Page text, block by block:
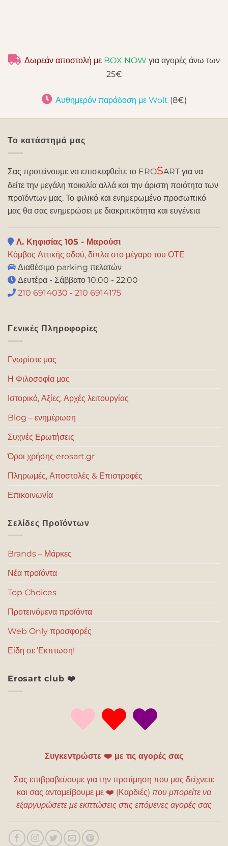
Δωρεάν αποστολή με BOX NOW για αγορές άνω των
25€
Αυθημερόν παράδοση με Wolt (8€)
Το κατάστημά μας
Σας προτείνουμε να επισκεφθείτε το EROSART για να
δείτε την μεγάλη ποικιλία αλλά και την άριστη ποιότητα των
προϊόντων μας. Το φιλικό και ενημερωμένο προσωπικό
μας θα σας ενημερώσει με διακριτικότητα και ευγένεια
Λ. Κηφισίας 105 - Μαρούσι
Κόμβος Αττικής οδού, δίπλα στο μέγαρο του ΟΤΕ
Διαθέσιμο parking πελατών
Δευτέρα - Σάββατο 10:00 - 22:00
210 6914030 - 210 6914175
Γενικές Πληροφορίες
Γνωρίστε μας
Η Φιλοσοφία μας
Ιστορικό, Αξίες, Αρχές λειτουργίας
Blog – ενημέρωση
Συχνές Ερωτήσεις
Όροι χρήσης erosart.gr
Πληρωμές, Αποστολές & Επιστροφές
Επικοινωνία
Σελίδες Προϊόντων
Brands – Μάρκες
Νέα προϊόντα
Top Choices
Προτεινόμενα προϊόντα
Web Only προσφορές
Είδη σε Έκπτωση!
Erosart club ❤️
Συγκεντρώστε ❤️ με τις αγορές σας
Σας επιβραβεύουμε για την προτίμηση που μας δείχνετε
και σας ανταμείβουμε με ❤️ (Καρδιές) που μπορείτε να
εξαργυρώσετε με εκπτώσεις στις επόμενες αγορές σας